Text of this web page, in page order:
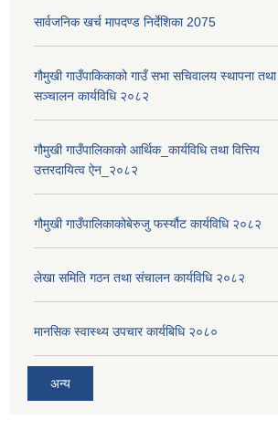
सार्वजनिक खर्च मापदण्ड निर्देशिका 2075
गौमुखी गाउँपाकिकाको गाउँ सभा सचिवालय स्थापना तथा
सञ्चालन कार्यविधि २०८२
गौमुखी गाउँपालिकाको आर्थिक_कार्यविधि तथा वित्तिय
उत्तरदायित्व ऐन_२०८२
गौमुखी गाउँपालिकाकोबेरुजु फर्स्यौट कार्यविधि २०८२
लेखा समिति गठन तथा संचालन कार्यविधि २०८२
मानसिक स्वास्थ्य उपचार कार्यबिधि २०८०
अन्य